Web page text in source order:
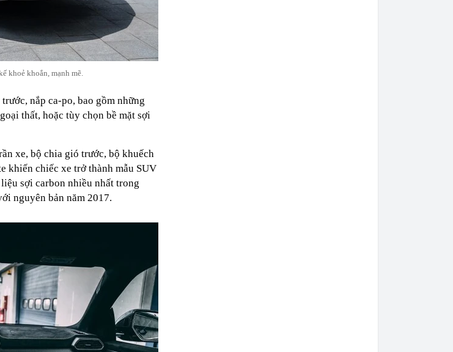
khoẻ khoắn, mạnh mẽ.
nắp ca-po, bao gồm những
thất, hoặc tùy chọn bề mặt sợi
xe, bộ chia gió trước, bộ khuếch
khiến chiếc xe trở thành mẫu SUV
sợi carbon nhiều nhất trong
nguyên bản năm 2017.